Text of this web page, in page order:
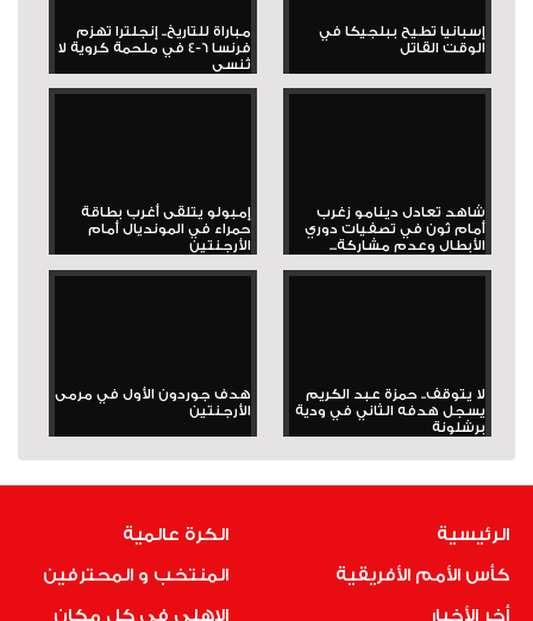
إسبانيا تطيح ببلجيكا في
الوقت القاتل
مباراة للتاريخ.. إنجلترا تهزم
فرنسا 6-4 في ملحمة كروية لا
تُنسى
شاهد تعادل دينامو زغرب
أمام ثون في تصفيات دوري
الأبطال وعدم مشاركة...
إمبولو يتلقى أغرب بطاقة
حمراء في المونديال أمام
الأرجنتين
لا يتوقف.. حمزة عبد الكريم
يسجل هدفه الثاني في ودية
برشلونة
هدف جوردون الأول في مرمى
الأرجنتين
الرئيسية
كأس الأمم الأفريقية
أخر الأخبار
الكرة عالمية
المنتخب و المحترفين
الاهلى فى كل مكان